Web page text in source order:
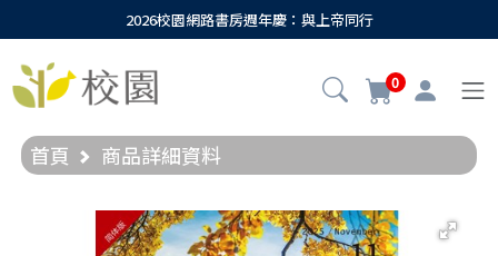
2026校園網路書房週年慶：與上帝同行
0
首頁 商品詳細資料